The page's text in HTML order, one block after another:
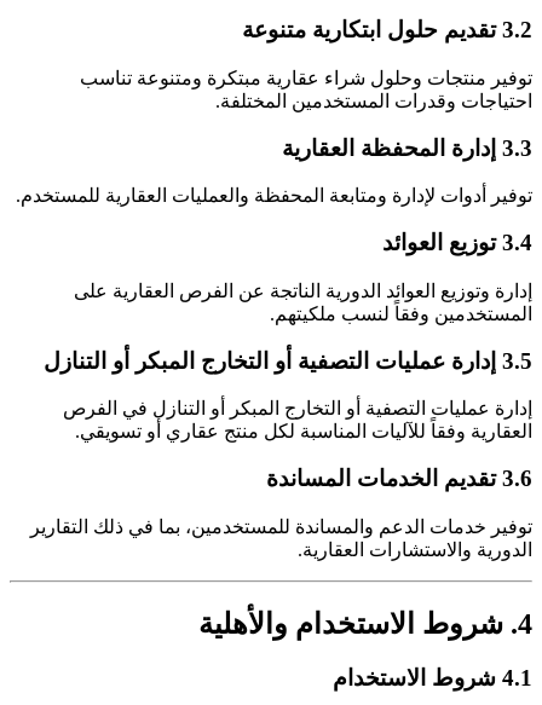
3.2 تقديم حلول ابتكارية متنوعة
توفير منتجات وحلول شراء عقارية مبتكرة ومتنوعة تناسب
احتياجات وقدرات المستخدمين المختلفة.
3.3 إدارة المحفظة العقارية
توفير أدوات لإدارة ومتابعة المحفظة والعمليات العقارية للمستخدم.
3.4 توزيع العوائد
إدارة وتوزيع العوائد الدورية الناتجة عن الفرص العقارية على
المستخدمين وفقاً لنسب ملكيتهم.
3.5 إدارة عمليات التصفية أو التخارج المبكر أو التنازل
إدارة عمليات التصفية أو التخارج المبكر أو التنازل في الفرص
العقارية وفقاً للآليات المناسبة لكل منتج عقاري أو تسويقي.
3.6 تقديم الخدمات المساندة
توفير خدمات الدعم والمساندة للمستخدمين، بما في ذلك التقارير
الدورية والاستشارات العقارية.
4. شروط الاستخدام والأهلية
4.1 شروط الاستخدام